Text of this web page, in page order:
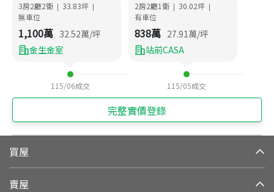
3房2廳2衛 | 33.83坪 |
無車位
1,100萬 32.52萬/坪
金生金室
115/06成交
2房2廳1衛 | 30.02坪 |
有車位
838萬 27.91萬/坪
站前CASA
115/05成交
完整實價登錄
買屋
賣屋